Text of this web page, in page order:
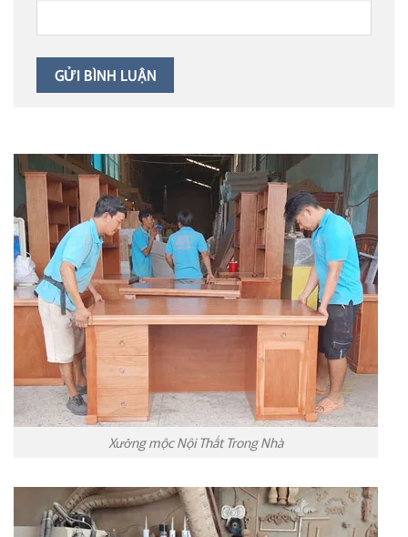
Xưởng mộc Nội Thất Trong Nhà